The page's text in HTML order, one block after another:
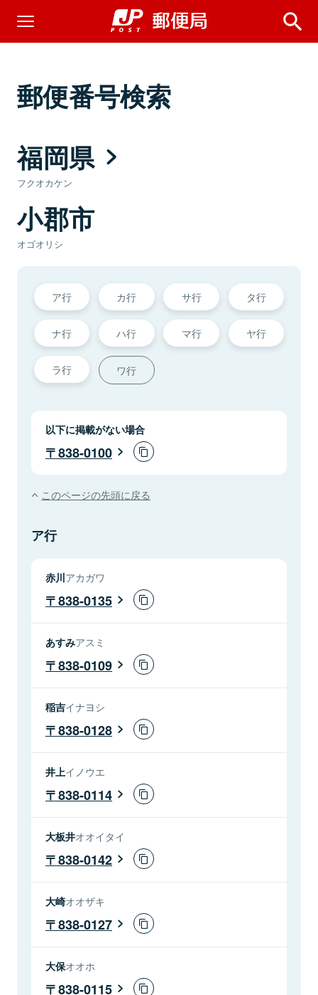
郵便番号検索
福岡県
フクオカケン
小郡市
オゴオリシ
ア行 カ行 サ行 タ行
ナ行 ハ行 マ行 ヤ行
ラ行 ワ行
以下に掲載がない場合
838-0100
このページの先頭に戻る
ア行
赤川アカガワ
838-0135
あすみアスミ
838-0109
稲吉イナヨシ
838-0128
井上イノウエ
838-0114
大板井オオイタイ
838-0142
大崎オオザキ
838-0127
大保オオホ
838-0115